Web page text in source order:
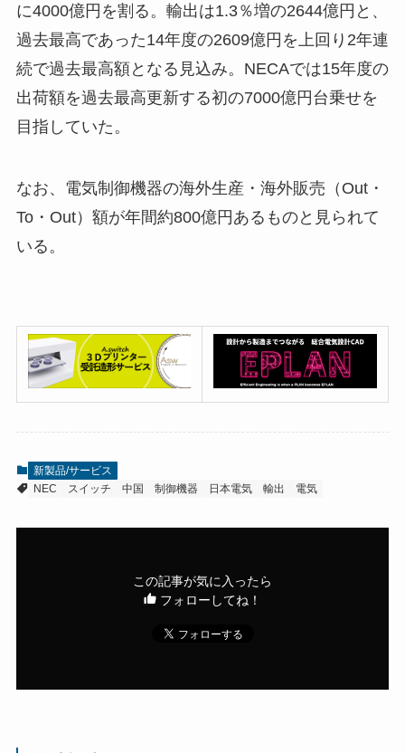
に4000億円を割る。輸出は1.3％増の2644億円と、
過去最高であった14年度の2609億円を上回り2年連
続で過去最高額となる見込み。NECAでは15年度の
出荷額を過去最高更新する初の7000億円台乗せを
目指していた。
なお、電気制御機器の海外生産・海外販売（Out・
To・Out）額が年間約800億円あるものと見られて
いる。
新製品/サービス
NEC
スイッチ 中国 制御機器 日本電気 輸出 電気
この記事が気に入ったら
フォローしてね！